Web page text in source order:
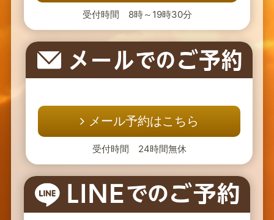
受付時間 8時～19時30分
メール予約はこちら
受付時間 24時間無休